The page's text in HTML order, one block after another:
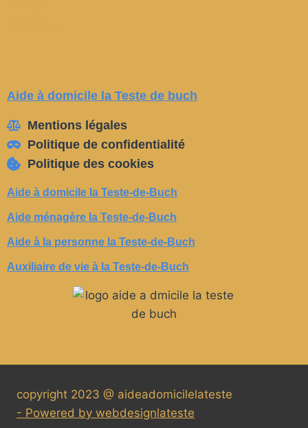
Aide à domicile la Teste de buch
Mentions légales
Politique de confidentialité
Politique des cookies
Aide à domicile la Teste-de-Buch
Aide ménagère la Teste-de-Buch
Aide à la personne la Teste-de-Buch
Auxiliaire de vie à la Teste-de-Buch
copyright 2023 @ aideadomicilelateste
- Powered by webdesignlateste